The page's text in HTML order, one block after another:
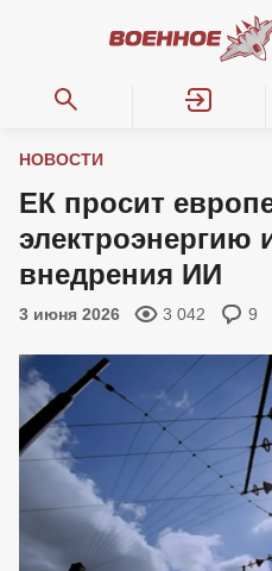
НОВОСТИ
ЕК просит
электроэнергию
внедрения ИИ
3 июня 2026 3 042 9